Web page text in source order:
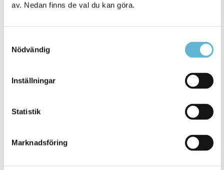
av. Nedan finns de val du kan göra.
Nödvändig
Inställningar
Statistik
Marknadsföring
KONTAKT
Besöksadress
Box 18, 295 21 Bromölla